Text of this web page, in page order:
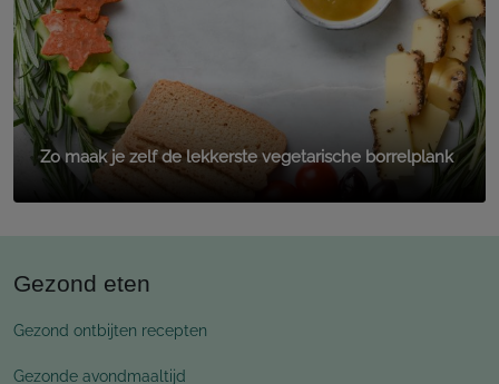
Zo maak je zelf de lekkerste vegetarische borrelplank
Gezond eten
Gezond ontbijten recepten
Gezonde avondmaaltijd